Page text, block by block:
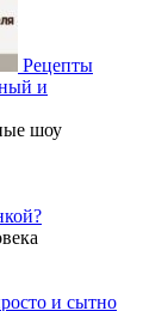
Рецепты
и
шоу